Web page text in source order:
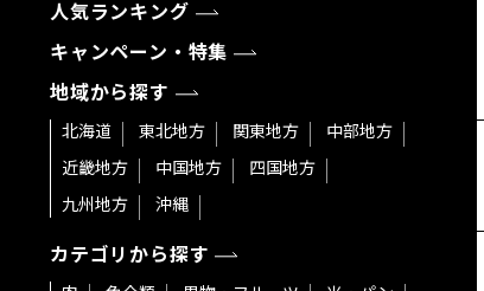
人気ランキング
キャンペーン・特集
地域から探す
北海道 東北地方 関東地方
中部地方
近畿地方
中国地方
四国地方
九州地方
沖縄
カテゴリから探す